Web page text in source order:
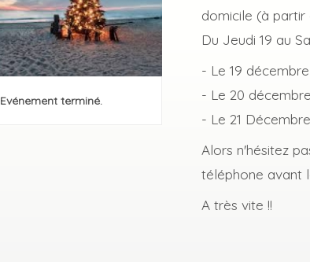
Evénement terminé.
domicile (à
Du Jeudi 19 au
- Le 19
- Le 20
- Le 21
Alors n'hésitez
téléphone avant
A très vite !!